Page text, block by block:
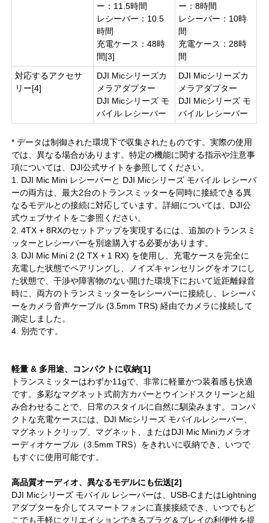
ー：11.5時間
レシーバー：10.5
時間
充電ケース：48時
間[3]
ー：8時間
レシーバー：10時
間
充電ケース：28時
間
対応するアクセサ
リー[4]
DJI Micシリーズカ
メラアダプター
DJI Micシリーズ モ
バイル レシーバー
DJI Micシリーズカ
メラアダプター
DJI Micシリーズ モ
バイル レシーバー
* データは制御された環境下で収集されたものです。実際の使用
では、異なる場合があります。特定の機能に関する指示や注意事
項については、DJI公式サイトを参照してください。
1. DJI Mic Mini レシーバーと DJI Micシリーズ モバイル レシーバ
ーの両方は、最大2台のトランスミッターを同時に接続できる異
なるモデルとの接続に対応しています。詳細については、DJI公
式ウェブサイトをご参照ください。
2. 4TX + 8RXのセットアップを実現するには、追加のトランスミ
ッターとレシーバーを別途購入する必要があります。
3. DJI Mic Mini 2 (2 TX + 1 RX) を使用し、充電ケースを完全に
充電した状態でペアリングし、ノイズキャンセリングをオフにし
た状態で、干渉や障害物のない開けた環境下において近距離録音
時に、両方のトランスミッターをレシーバーに接続し、レシーバ
ーをカメラ音声ケーブル (3.5mm TRS) 経由でカメラに接続して
測定しました。
4. 別売です。
軽量 & 多用途、コンパクトに収納[1]
トランスミッターはわずか11gで、非常に軽量かつ装着感も快適
です。多彩なマグネット式前方カバーとウインドスクリーンと組
み合わせることで、日常のスタイルに自然に馴染みます。コンパ
クトな充電ケースには、DJI Micシリーズ モバイルレシーバー、
マグネットクリップ、マグネット、またはDJI Mic Miniカメラオ
ーディオケーブル（3.5mm TRS）をきれいに収納でき、いつで
もすぐに使用可能です。
高品質オーディオ、異なるモデルにも伝送[2]
DJI Micシリーズ モバイル レシーバーは、USB-CまたはLightning
アダプターを介してスマートフォンに直接接続でき、いつでもど
こでも手軽にクリエイションできるプラグ＆プレイの利便性を提